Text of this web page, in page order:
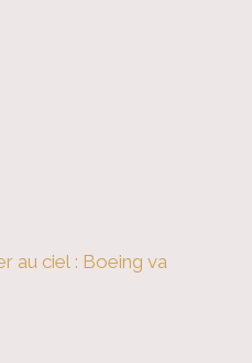
une
d’ici le
au ciel : Boeing va